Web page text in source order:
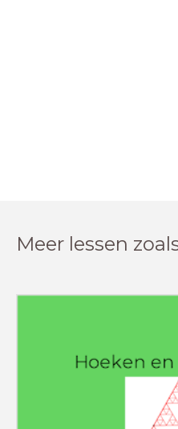
Meer lessen